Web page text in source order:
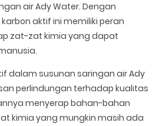
air Ady Water. Dengan
aktif ini memiliki peran
zat-zat kimia yang dapat
dalam susunan saringan air Ady
perlindungan terhadap kualitas
menyerap bahan-bahan
kimia yang mungkin masih ada